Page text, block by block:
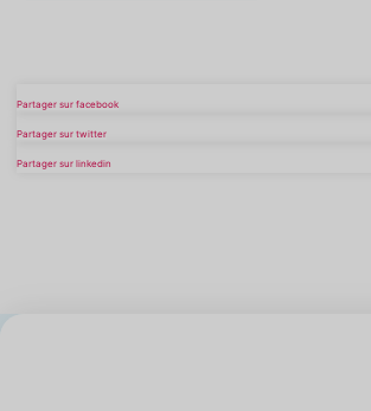
Partager sur facebook
Partager sur twitter
Partager sur linkedin